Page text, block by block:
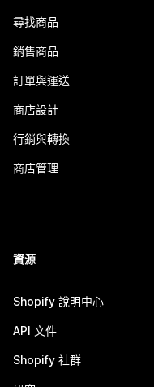
尋找商品
銷售商品
訂單與運送
商店設計
行銷與轉換
商店管理
資源
Shopify 說明中心
API 文件
Shopify 社群